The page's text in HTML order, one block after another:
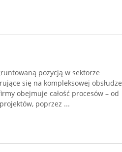
pozycją w sektorze
się na kompleksowej obsłudze
obejmuje całość procesów – od
poprzez ...